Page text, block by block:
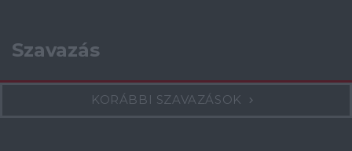
Szavazás
KORÁBBI SZAVAZÁSOK